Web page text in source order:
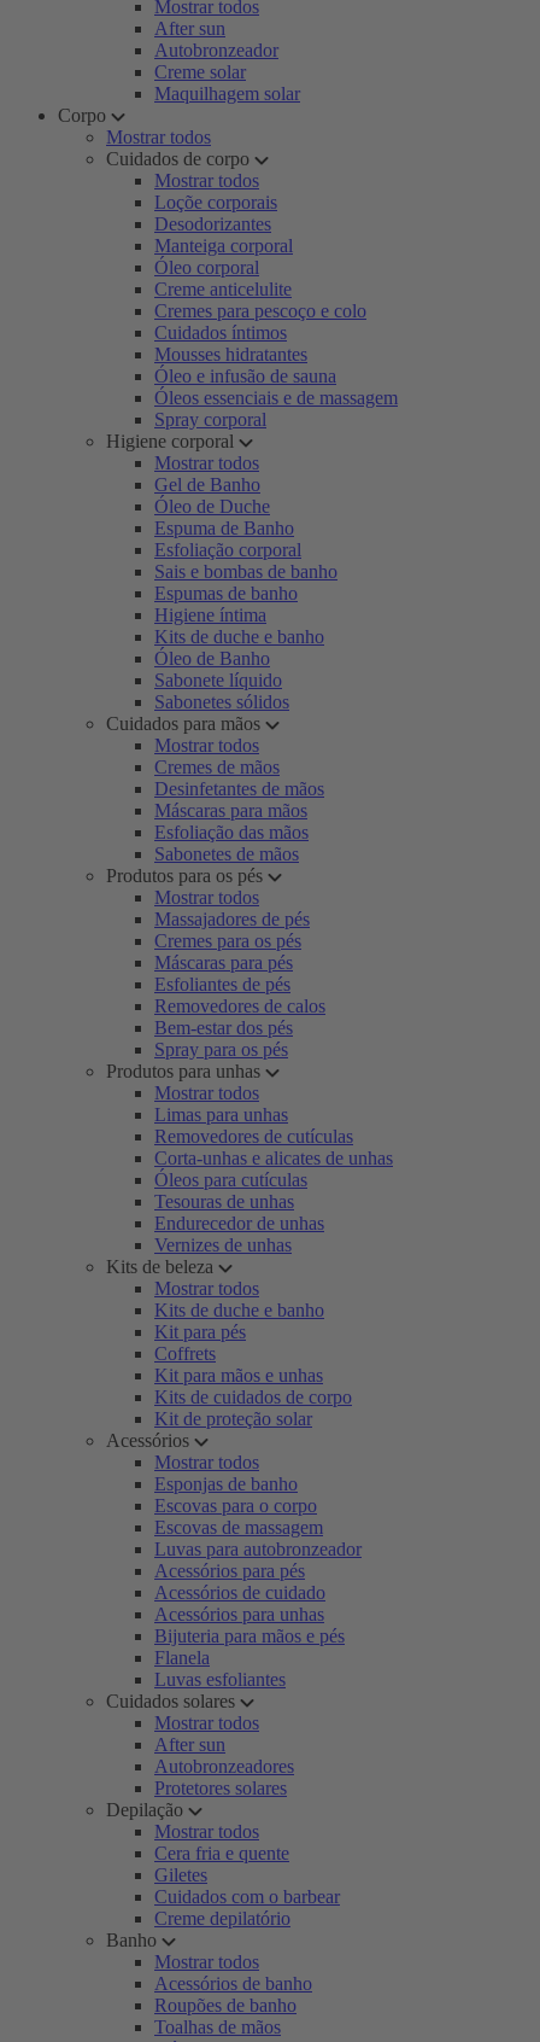
Mostrar todos
After sun
Autobronzeador
Creme solar
Maquilhagem solar
Corpo
Mostrar todos
Cuidados de corpo
Mostrar todos
Loçõe corporais
Desodorizantes
Manteiga corporal
Óleo corporal
Creme anticelulite
Cremes para pescoço e colo
Cuidados íntimos
Mousses hidratantes
Óleo e infusão de sauna
Óleos essenciais e de massagem
Spray corporal
Higiene corporal
Mostrar todos
Gel de Banho
Óleo de Duche
Espuma de Banho
Esfoliação corporal
Sais e bombas de banho
Espumas de banho
Higiene íntima
Kits de duche e banho
Óleo de Banho
Sabonete líquido
Sabonetes sólidos
Cuidados para mãos
Mostrar todos
Cremes de mãos
Desinfetantes de mãos
Máscaras para mãos
Esfoliação das mãos
Sabonetes de mãos
Produtos para os pés
Mostrar todos
Massajadores de pés
Cremes para os pés
Máscaras para pés
Esfoliantes de pés
Removedores de calos
Bem-estar dos pés
Spray para os pés
Produtos para unhas
Mostrar todos
Limas para unhas
Removedores de cutículas
Corta-unhas e alicates de unhas
Óleos para cutículas
Tesouras de unhas
Endurecedor de unhas
Vernizes de unhas
Kits de beleza
Mostrar todos
Kits de duche e banho
Kit para pés
Coffrets
Kit para mãos e unhas
Kits de cuidados de corpo
Kit de proteção solar
Acessórios
Mostrar todos
Esponjas de banho
Escovas para o corpo
Escovas de massagem
Luvas para autobronzeador
Acessórios para pés
Acessórios de cuidado
Acessórios para unhas
Bijuteria para mãos e pés
Flanela
Luvas esfoliantes
Cuidados solares
Mostrar todos
After sun
Autobronzeadores
Protetores solares
Depilação
Mostrar todos
Cera fria e quente
Giletes
Cuidados com o barbear
Creme depilatório
Banho
Mostrar todos
Acessórios de banho
Roupões de banho
Toalhas de mãos